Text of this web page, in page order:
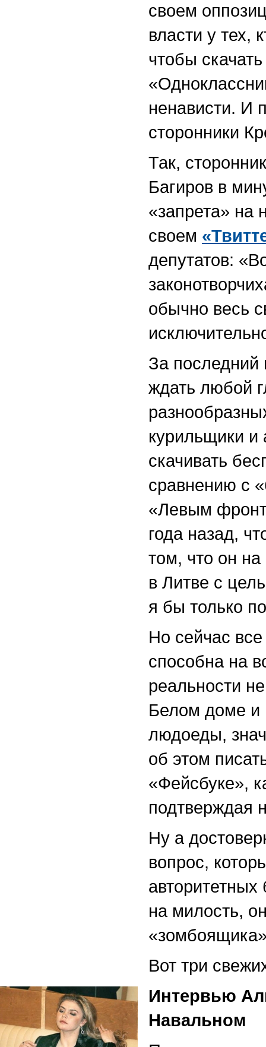
своем
власти у тех,
чтобы
ненависти. И
сторонники
Так,
Багиров в
«запрета» на
своем
депутатов:
обычно весь
За последний
ждать любой
курильщики и
скачивать
сравнению с
«Левым
года назад,
том, что он на
в Литве с
я бы только
Но сейчас
способна на
реальности
Белом доме и
людоеды,
об этом
«Фейсбуке»,
подтверждая
Ну а
вопрос,
на милость,
Вот три
Интервью
Навальном